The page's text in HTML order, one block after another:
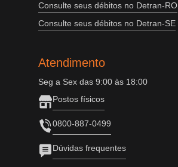
Consulte seus débitos no Detran-RO
Consulte seus débitos no Detran-SE
Atendimento
Seg a Sex das 9:00 às 18:00
Postos físicos
0800-887-0499
Dúvidas frequentes